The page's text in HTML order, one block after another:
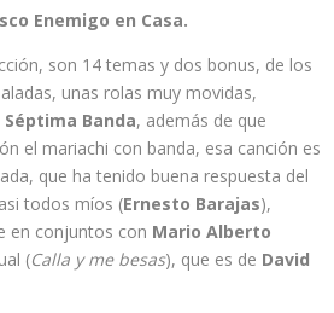
Enemigo en Casa.
son 14 temas y dos bonus, de los
unas rolas muy movidas,
Séptima Banda, además de que
el mariachi con banda, esa canción es
que ha tenido buena respuesta del
todos míos (Ernesto Barajas),
en conjuntos con Mario Alberto
(Calla y me besas), que es de David